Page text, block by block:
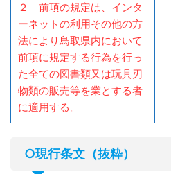
２ 前項の規定は、インタ
ーネットの利用その他の方
法により鳥取県内において
前項に規定する行為を行っ
た全ての図書類又は玩具刃
物類の販売等を業とする者
に適用する。
○現行条文（抜粋）